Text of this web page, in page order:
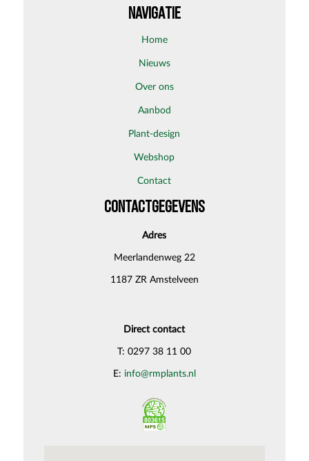
NAVIGATIE
home
nieuws
over ons
aanbod
plant-design
webshop
contact
CONTACTGEGEVENS
Adres
Meerlandenweg 22
1187 ZR Amstelveen
Direct contact
T: 0297 38 11 00
E: info@rmplants.nl